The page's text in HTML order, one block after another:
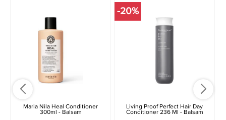
Maria Nila Heal Conditioner
300ml - Balsam
-20%
Living Proof Perfect Hair Day
Conditioner 236 Ml - Balsam